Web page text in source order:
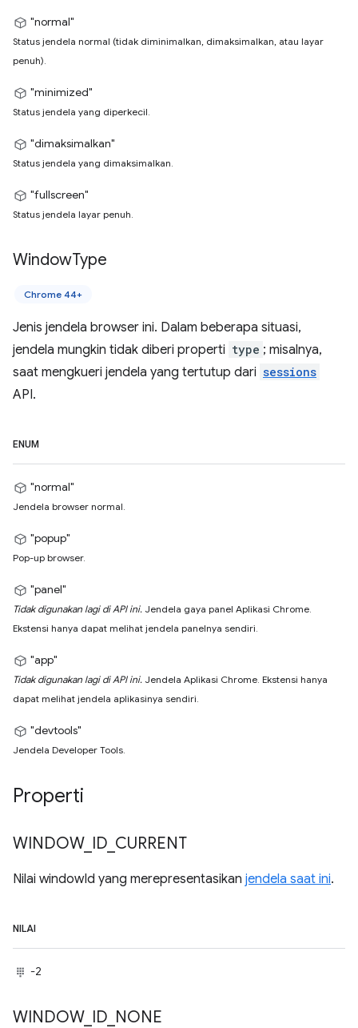
"normal"
Status jendela normal (tidak diminimalkan, dimaksimalkan, atau layar
penuh).
"minimized"
Status jendela yang diperkecil.
"dimaksimalkan"
Status jendela yang dimaksimalkan.
"fullscreen"
Status jendela layar penuh.
WindowType
Chrome 44+
Jenis jendela browser ini. Dalam beberapa situasi,
jendela mungkin tidak diberi properti type ; misalnya,
saat mengkueri jendela yang tertutup dari sessions
API.
ENUM
"normal"
Jendela browser normal.
"popup"
Pop-up browser.
"panel"
Tidak digunakan lagi di API ini. Jendela gaya panel Aplikasi Chrome.
Ekstensi hanya dapat melihat jendela panelnya sendiri.
"app"
Tidak digunakan lagi di API ini. Jendela Aplikasi Chrome. Ekstensi hanya
dapat melihat jendela aplikasinya sendiri.
"devtools"
Jendela Developer Tools.
Properti
WINDOW_ ID CURRENT
Nilai windowId yang merepresentasikan jendela saat ini.
NILAI
-2
WINDOW_ ID NONE